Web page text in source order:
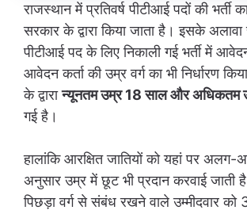
राजस्थान में प्रतिवर्ष पीटीआई पदों की भर्ती
सरकार के द्वारा किया जाता है। इसके अलावा
पीटीआई पद के लिए निकाली गई भर्ती में
आवेदन कर्ता की उम्र वर्ग का भी निर्धारण
के द्वारान्यूनतम उम्र 18 साल और अधिकतम
गई है।
हालांकि आरक्षित जातियों को यहां पर अलग-
अनुसार उम्र में छूट भी प्रदान करवाई जाती
पिछड़ा वर्ग से संबंध रखने वाले उम्मीदवार को